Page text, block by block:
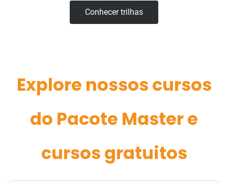
Conhecer trilhas
Explore nossos cursos
do Pacote Master e
cursos gratuitos